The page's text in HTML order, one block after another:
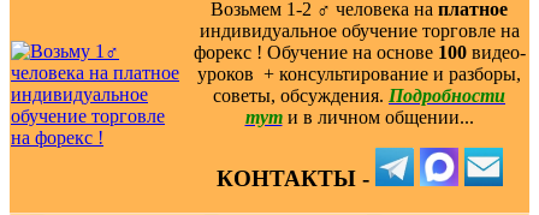
Возьмем 1-2 ‍♂️ человека на платное
индивидуальное обучение торговле на
форекс ! Обучение на основе 100видео-
уроков ️ + консультирование и разборы,
советы, обсуждения. Подробности
тут и в личном общении...
КОНТАКТЫ -